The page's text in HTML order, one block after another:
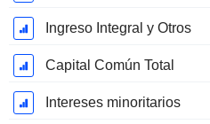
Ingreso Integral y Otros
Capital Común Total
Intereses minoritarios